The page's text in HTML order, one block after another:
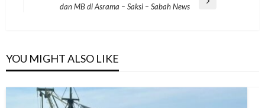
dan MB di Asrama – Saksi – Sabah News
YOU MIGHT ALSO LIKE